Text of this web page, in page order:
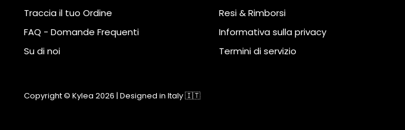
Traccia il tuo Ordine
FAQ - Domande Frequenti
Su di noi
Resi & Rimborsi
Informativa sulla privacy
Termini di servizio
Copyright © Kylea 2026 | Designed in Italy 🇮🇹